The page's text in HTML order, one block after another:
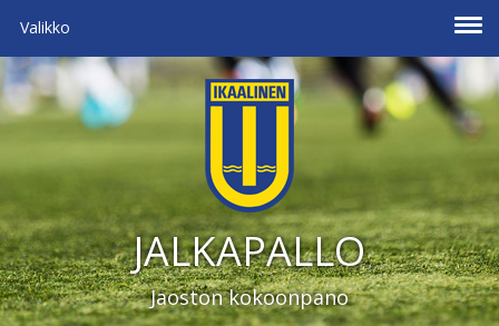
Valikko
JALKAPALLO
Jaoston kokoonpano